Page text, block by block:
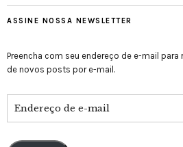
ASSINE NOSSA NEWSLETTER
Preencha com seu endereço de e-mail
de novos posts por e-mail.